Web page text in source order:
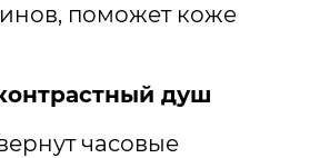
поможет коже
душ
часовые